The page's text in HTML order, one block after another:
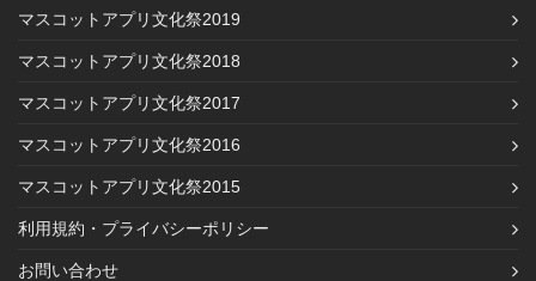
マスコットアプリ文化祭2019
マスコットアプリ文化祭2018
マスコットアプリ文化祭2017
マスコットアプリ文化祭2016
マスコットアプリ文化祭2015
利用規約・プライバシーポリシー
お問い合わせ